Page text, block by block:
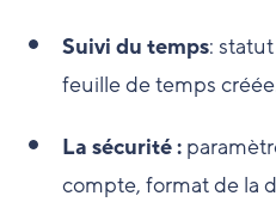
Suivi du temps:
feuille de temps
La sécurité :
compte, format de la